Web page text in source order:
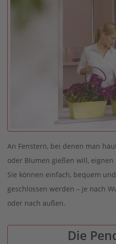
An Fenstern, bei denen man
oder Blumen gießen will,
Sie können einfach, bequem
geschlossen werden – je nach
oder nach außen.
Die